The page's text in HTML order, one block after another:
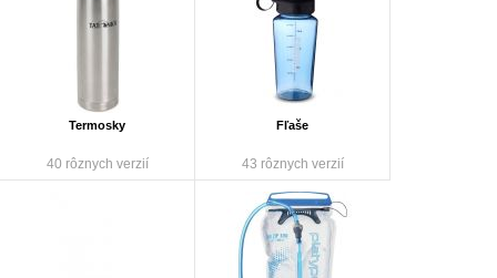
Termosky
40 rôznych verzií
Fľaše
43 rôznych verzií